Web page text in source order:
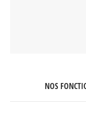
NOS